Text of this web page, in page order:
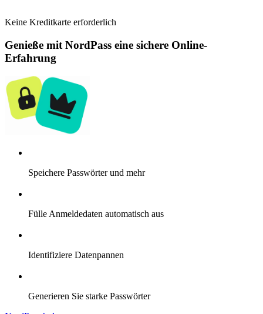
Keine Kreditkarte erforderlich
Genieße mit NordPass eine sichere Online-
Erfahrung
Speichere Passwörter und mehr
Fülle Anmeldedaten automatisch aus
Identifiziere Datenpannen
Generieren Sie starke Passwörter